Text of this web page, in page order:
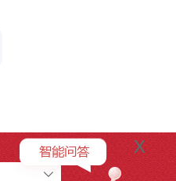
x